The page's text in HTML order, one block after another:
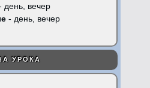
день, вечер
- день, вечер
УРОКА